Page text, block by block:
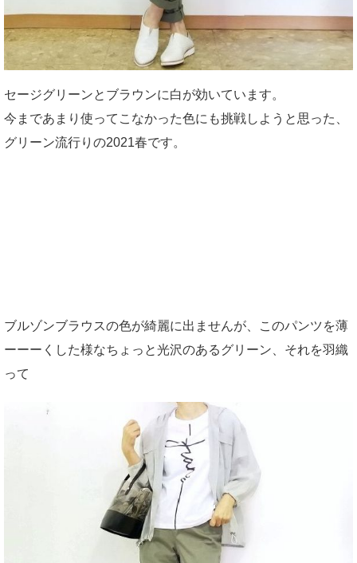
セージグリーンとブラウンに白が効いています。
今まであまり使ってこなかった色にも挑戦しようと思った、
グリーン流行りの2021春です。
ブルゾンブラウスの色が綺麗に出ませんが、このパンツを薄
ーーーくした様なちょっと光沢のあるグリーン、それを羽織
って